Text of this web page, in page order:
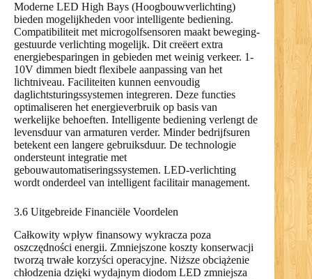
Moderne LED High Bays (Hoogbouwverlichting)
bieden mogelijkheden voor intelligente bediening.
Compatibiliteit met microgolfsensoren maakt beweging-
gestuurde verlichting mogelijk. Dit creëert extra
energiebesparingen in gebieden met weinig verkeer. 1-
10V dimmen biedt flexibele aanpassing van het
lichtniveau. Faciliteiten kunnen eenvoudig
daglichtsturingssystemen integreren. Deze functies
optimaliseren het energieverbruik op basis van
werkelijke behoeften. Intelligente bediening verlengt de
levensduur van armaturen verder. Minder bedrijfsuren
betekent een langere gebruiksduur. De technologie
ondersteunt integratie met
gebouwautomatiseringssystemen. LED-verlichting
wordt onderdeel van intelligent facilitair management.
3.6 Uitgebreide Financiële Voordelen
Całkowity wpływ finansowy wykracza poza
oszczędności energii. Zmniejszone koszty konserwacji
tworzą trwałe korzyści operacyjne. Niższe obciążenie
chłodzenia dzięki wydajnym diodom LED zmniejsza